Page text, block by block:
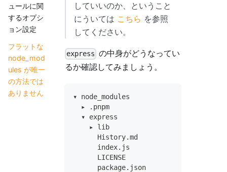
ュールに関
するオプシ
ョン設定
フラットな
node_mod
ules が唯一
の方法では
ありません
していいのか、ということ
にういては こちら を参照
してください。
express の中身がどうなってい
るか確認してみましょう。
▾ node_modules
  ▸ .pnpm
  ▾ express
    ▸ lib
      History.md
      index.js
      LICENSE
      package.json